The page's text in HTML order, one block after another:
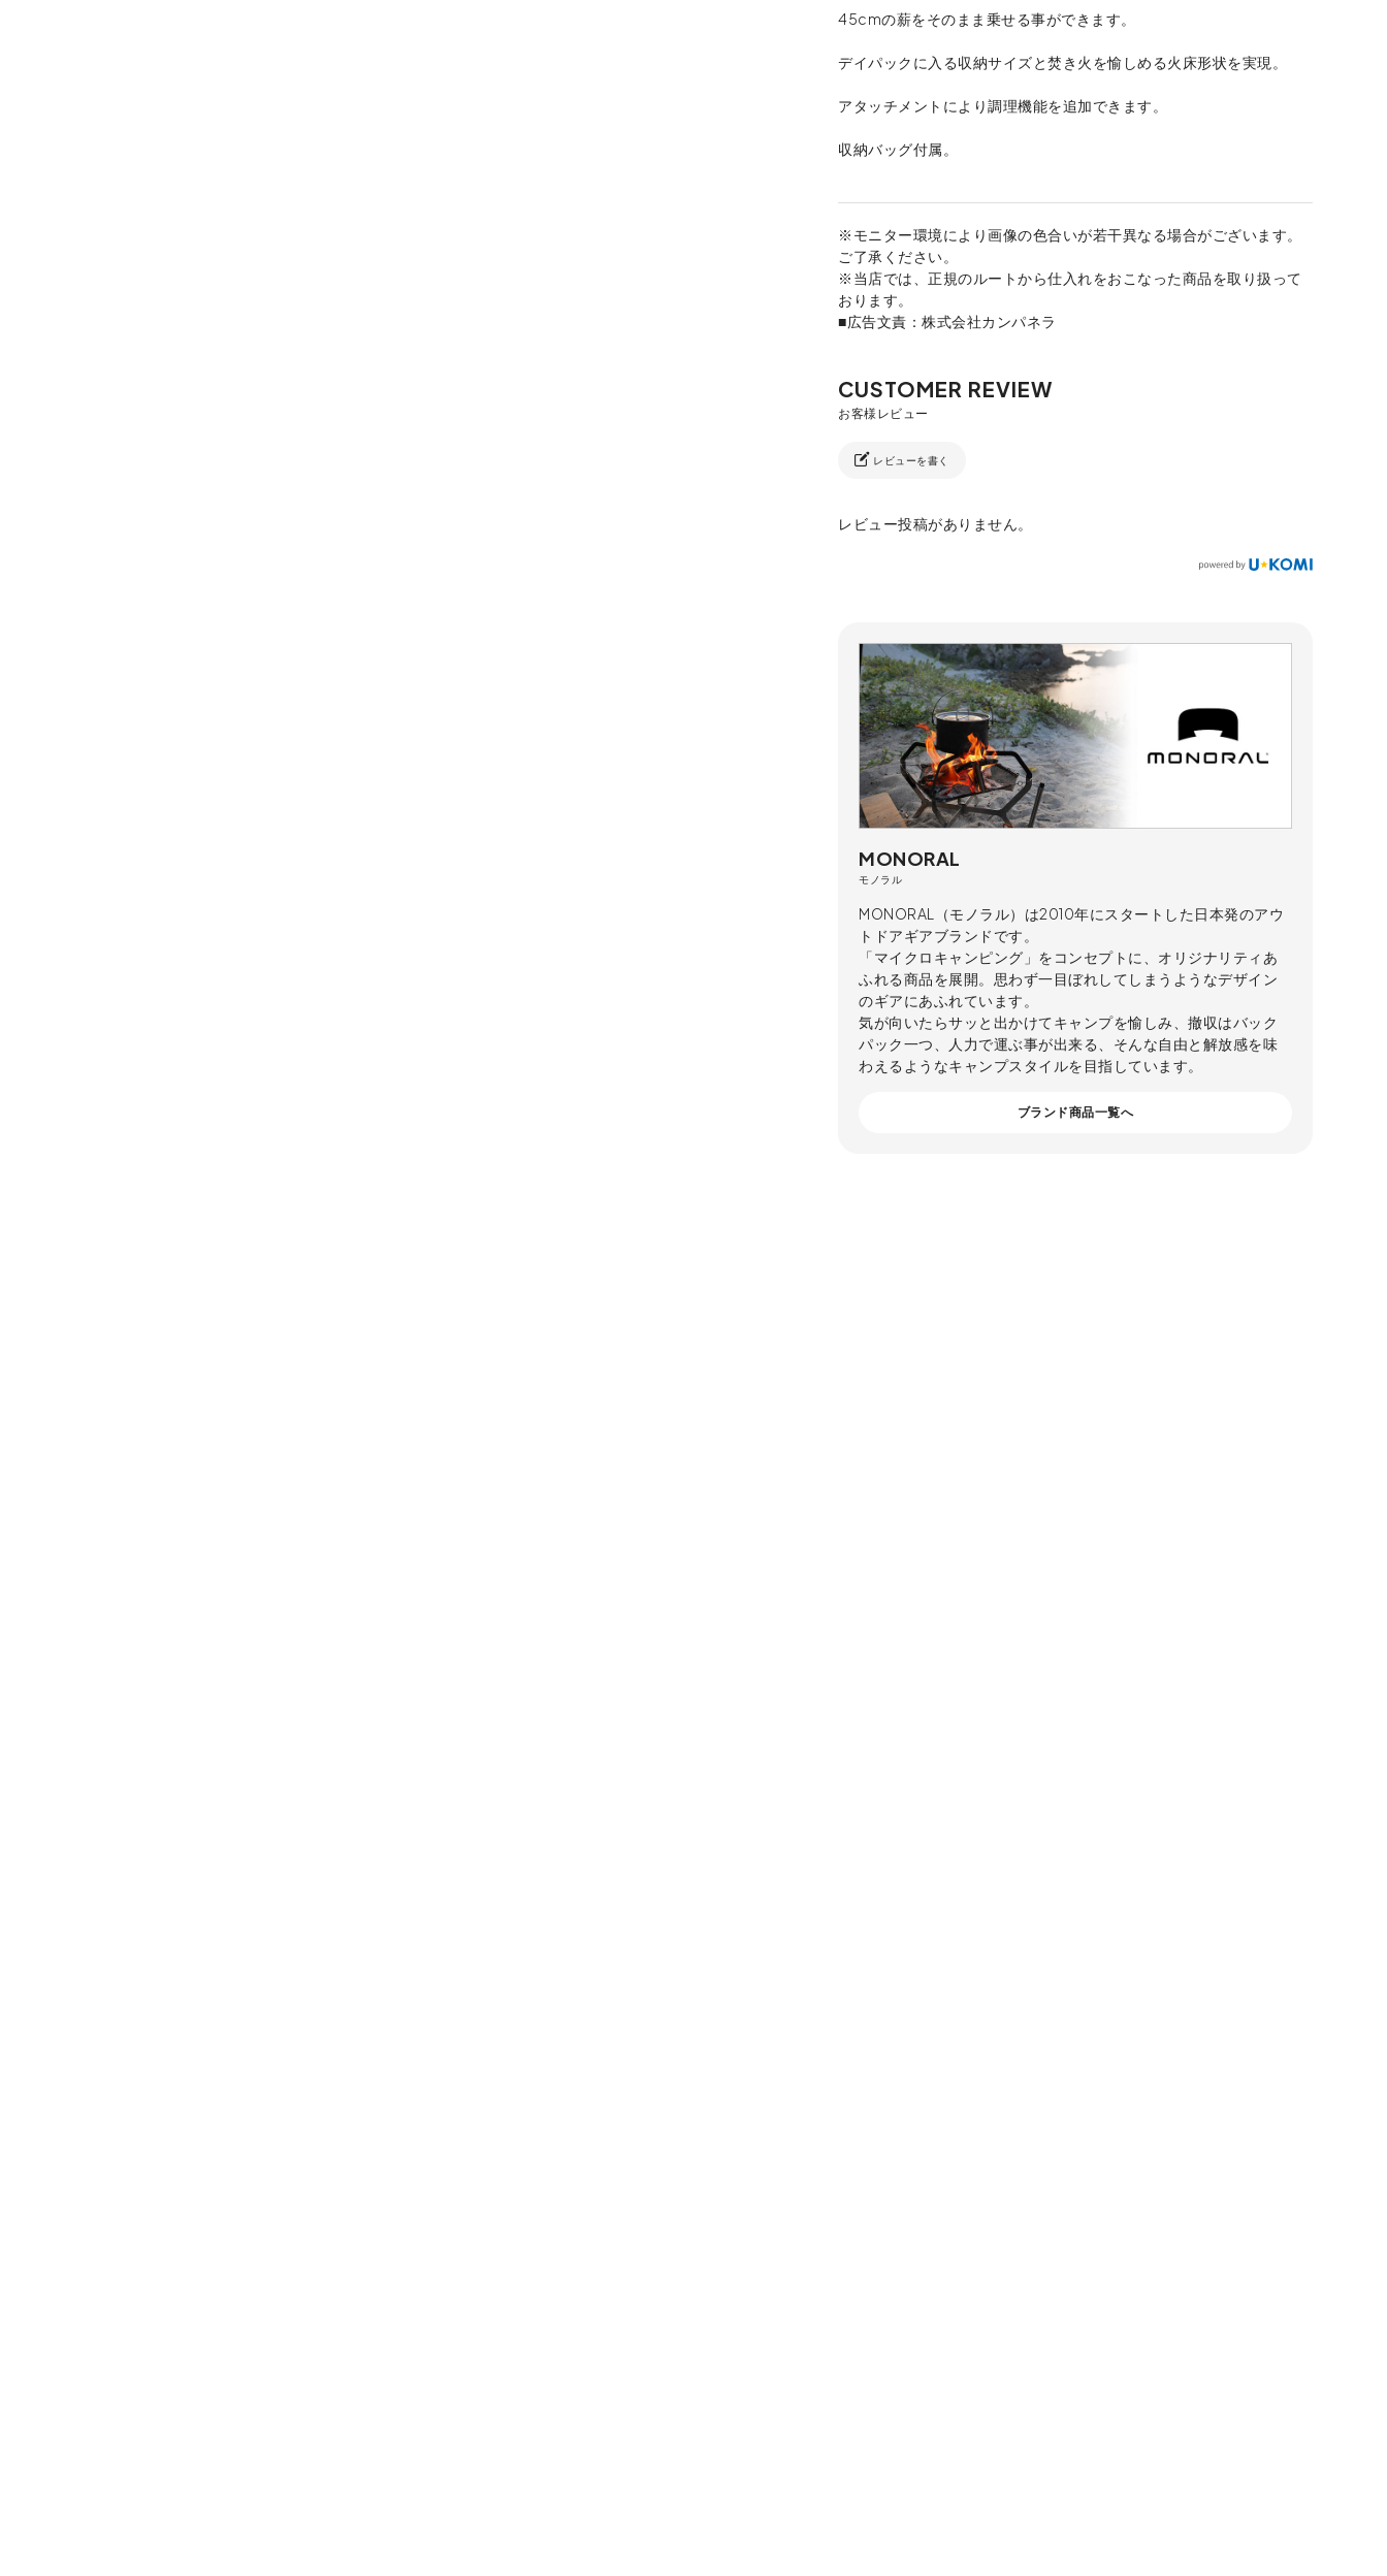
45cmの薪をそのまま乗せる事ができます。
デイパックに入る収納サイズと焚き火を愉しめる火床形状を実現。
アタッチメントにより調理機能を追加できます。
収納バッグ付属。
※モニター環境により画像の色合いが若干異なる場合がございます。
ご了承ください。
※当店では、正規のルートから仕入れをおこなった商品を取り扱って
おります。
■広告文責：株式会社カンパネラ
レビューを書く
レビュー投稿がありません。
MONORAL
モノラル
MONORAL（モノラル）は2010年にスタートした日本発のアウ
トドアギアブランドです。
「マイクロキャンピング」をコンセプトに、オリジナリティあ
ふれる商品を展開。思わず一目ぼれしてしまうようなデザイン
のギアにあふれています。
気が向いたらサッと出かけてキャンプを愉しみ、撤収はバック
パック一つ、人力で運ぶ事が出来る、そんな自由と解放感を味
わえるようなキャンプスタイルを目指しています。
ブランド商品一覧へ